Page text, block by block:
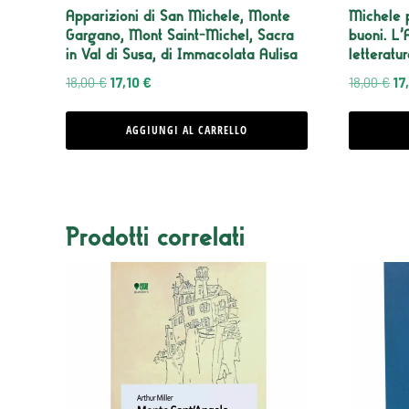
Apparizioni di San Michele, Monte
Gargano, Mont Saint-Michel, Sacra
in Val di Susa, di Immacolata Aulisa
18,00€ Il
originale
17,10€
attuale
AGGIUNGI AL CARRELLO
Michele
buoni.
18,00€ Il
Prodotti correlati